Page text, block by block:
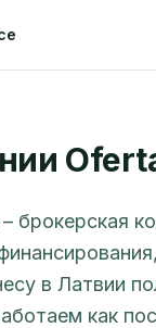
брокерская
в Латвии
как